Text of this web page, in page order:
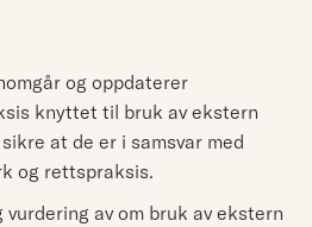
og oppdaterer
knyttet til bruk av ekstern
at de er i samsvar med
og rettspraksis.
av om bruk av ekstern